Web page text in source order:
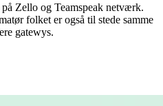
Zello og Teamspeak netværk.
folket er også til stede samme
gatewys.